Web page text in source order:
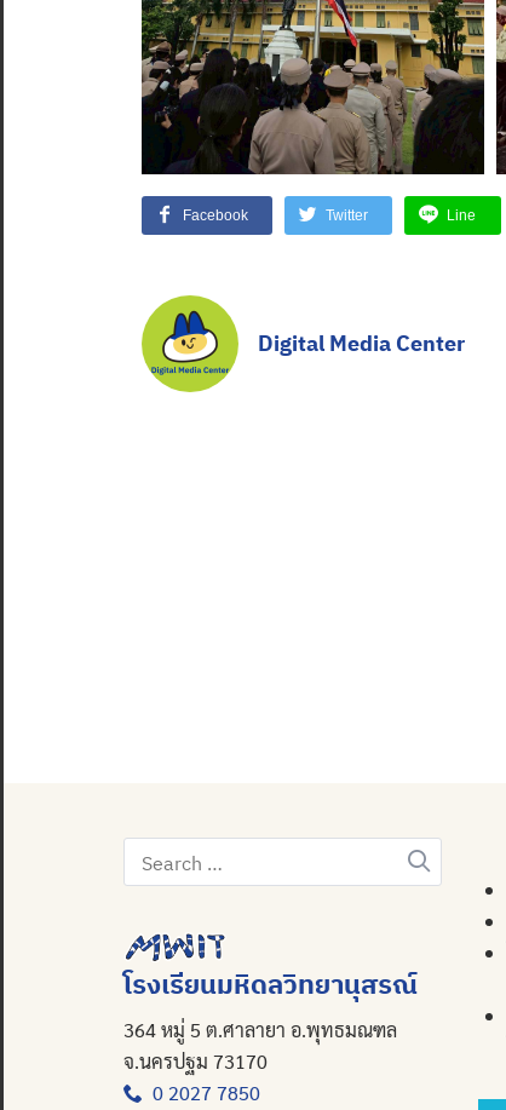
Facebook Twitter Line
Digital Media Center
Search
for:
โรงเรียนมหิดลวิทยานุสรณ์
364 หมู่ 5 ต.ศาลายา อ.พุทธมณฑล
จ.นครปฐม 73170
0 2027 7850